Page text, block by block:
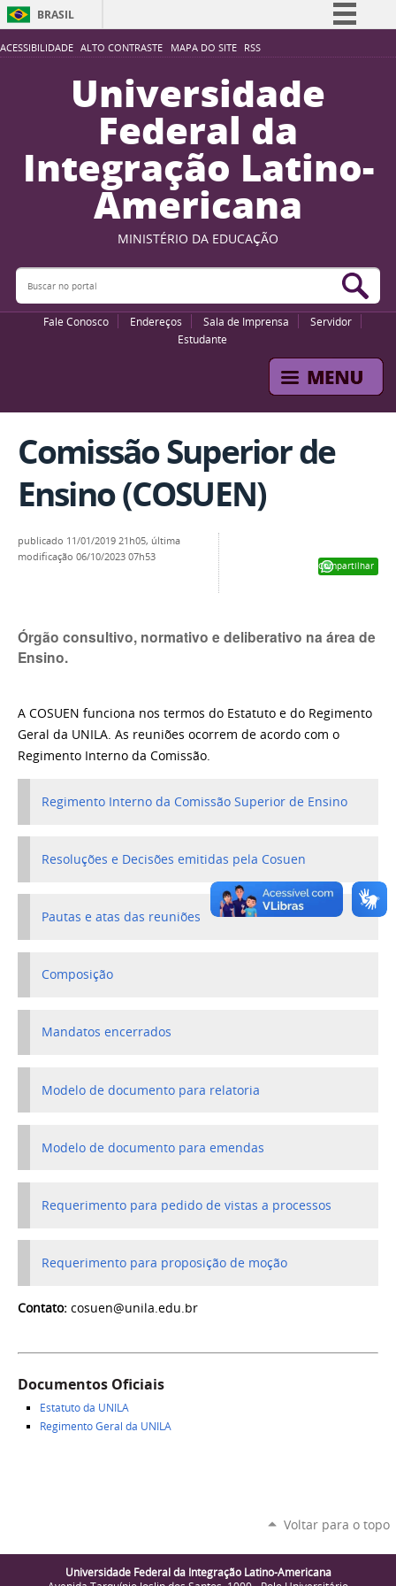
ACESSIBILIDADE ALTO CONTRASTE MAPA DO SITE RSS
BRASIL
Simplifique!
Participe
Acesso à informação
Legislação
Canais
Universidade
Federal da
Integração Latino-
Americana
MINISTÉRIO DA EDUCAÇÃO
Buscar no portal
Fale Conosco Endereços Sala de Imprensa
Servidor
Estudante
Comissão Superior de
Ensino (COSUEN)
Compartilhar
publicado 11/01/2019 21h05, última
modificação 06/10/2023 07h53
Órgão consultivo, normativo e deliberativo na área de
Ensino.
A COSUEN funciona nos termos do Estatuto e do Regimento
Geral da UNILA. As reuniões ocorrem de acordo com o
Regimento Interno da Comissão.
Regimento Interno da Comissão Superior de Ensino
Resoluções e Decisões emitidas pela Cosuen
Pautas e atas das reuniões
Composição
Mandatos encerrados
Modelo de documento para relatoria
Modelo de documento para emendas
Requerimento para pedido de vistas a processos
Requerimento para proposição de moção
Contato: cosuen@unila.edu.br
Documentos Oficiais
Estatuto da UNILA
Regimento Geral da UNILA
Voltar para o topo
Universidade Federal da Integração Latino-Americana